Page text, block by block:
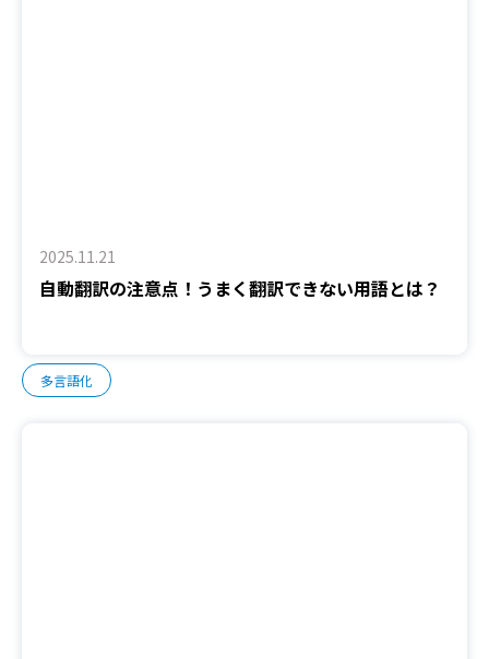
2025.11.21
自動翻訳の注意点！うまく翻訳できない用語とは？
多言語化